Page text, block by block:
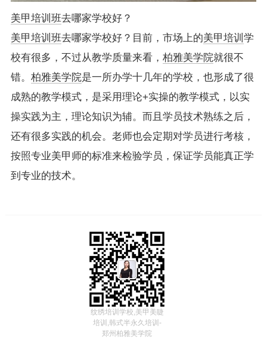
美甲培训班去哪家学校好？
美甲培训班去哪家学校好？目前，市场上的美甲培训 学
校有很多，不过从教学质量来看， 柏雅美学院就很不
错。 柏雅美学院是一所办学十几年的学校，也形成了很
成熟的教学模式，是采用理论+实操的教学模式，以实
操实践为主，理论知识为辅。而且学员技术熟练之后，
还有很多实践的机会。老师也会定期对学员进行考核，
按照专业美甲师的标准来检验学员，保证学员能真正学
到专业的技术。
纹绣培训学校,美甲美睫
培训,韩式半永久培训-
郑州柏雅美学院